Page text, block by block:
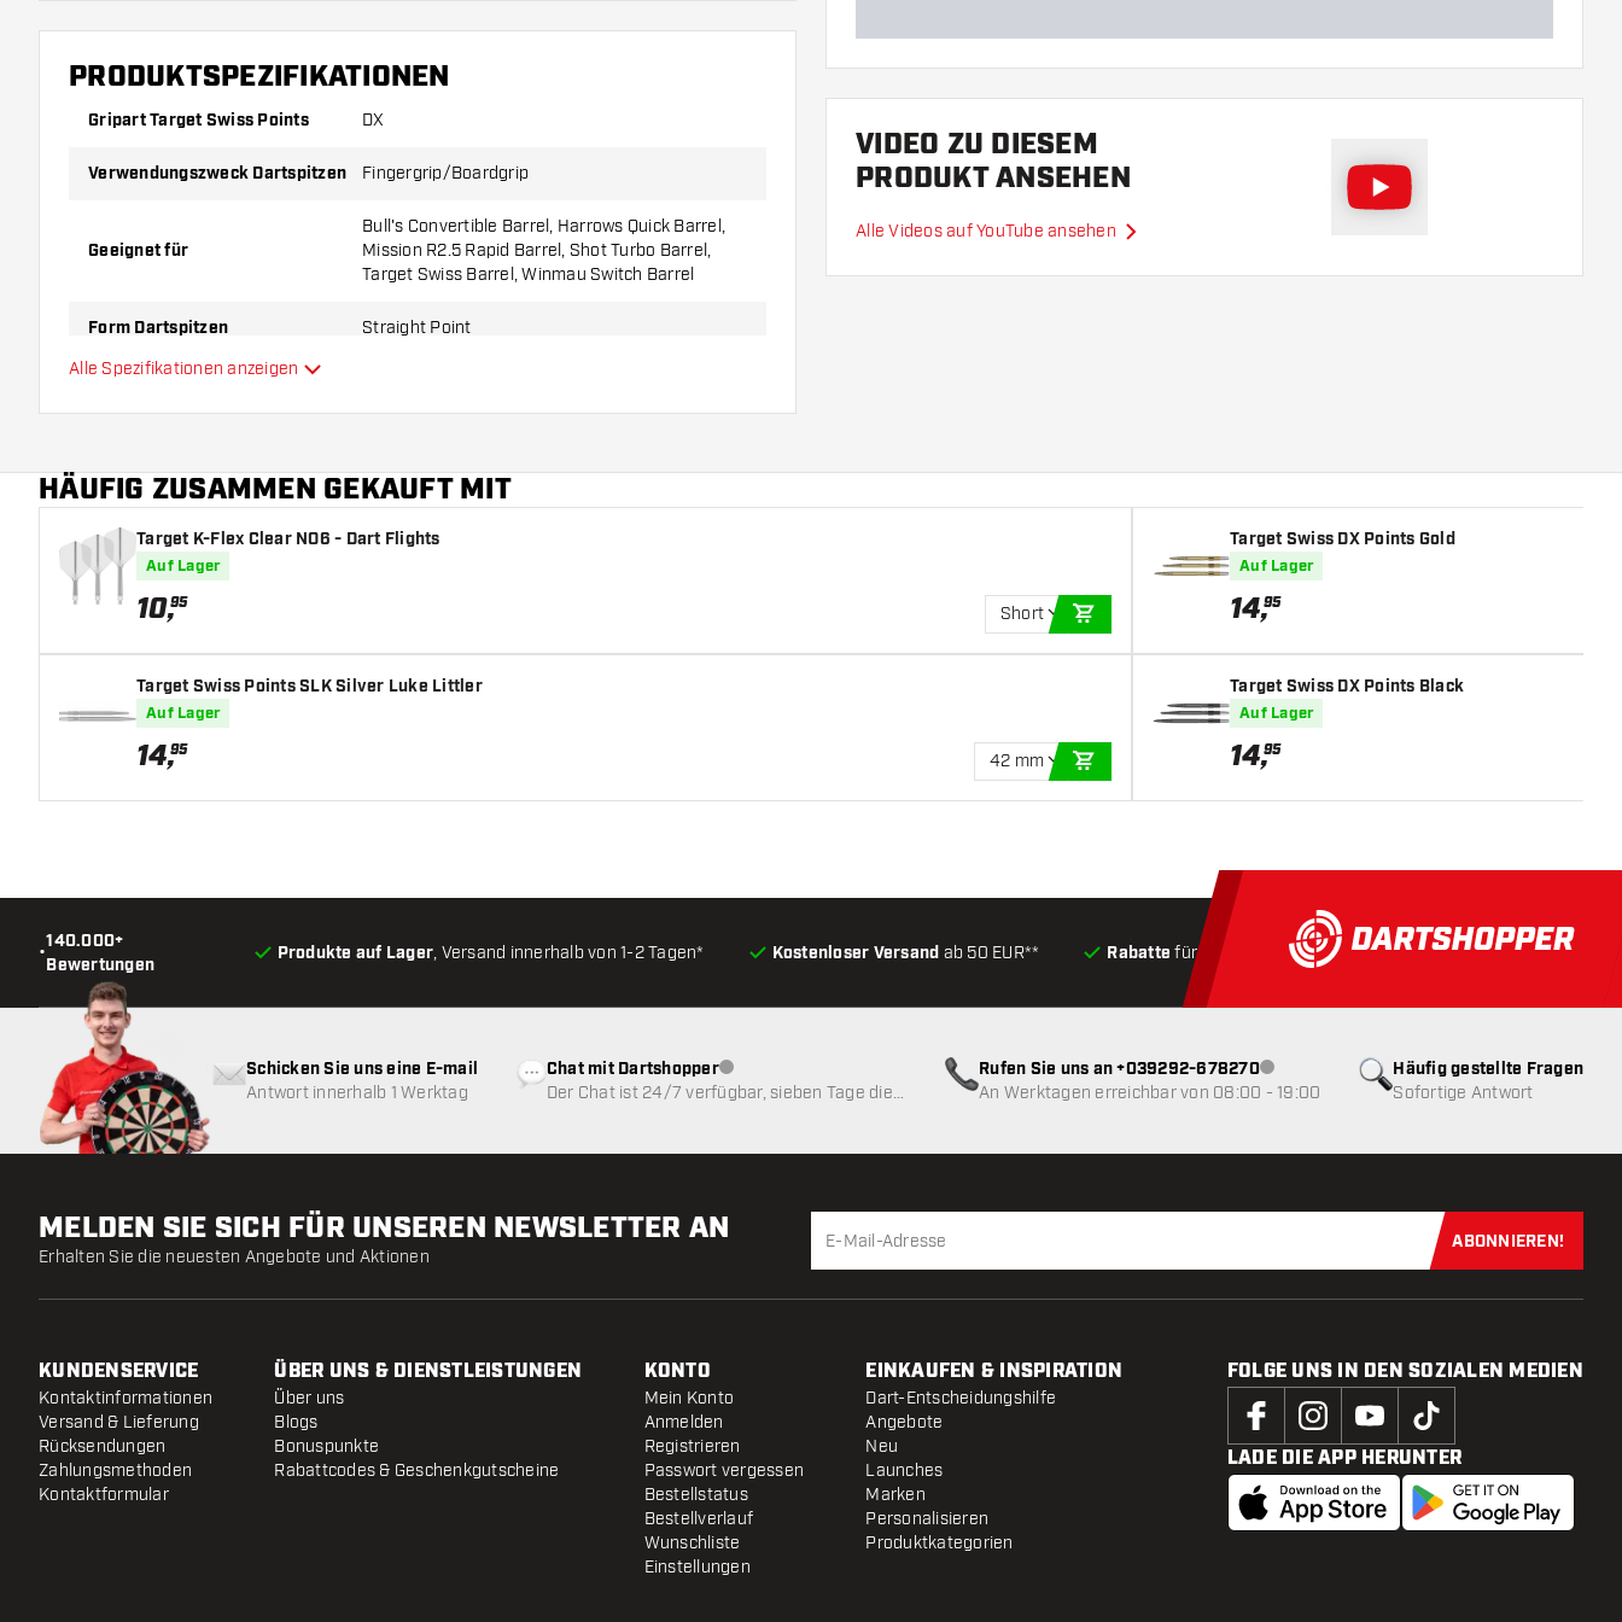
PRODUKTSPEZIFIKATIONEN
Gripart Target Swiss Points DX
Verwendungszweck Dartspitzen Fingergrip/Boardgrip
Geeignet für
Bull's Convertible Barrel, Harrows Quick Barrel,
Mission R2.5 Rapid Barrel, Shot Turbo Barrel,
Target Swiss Barrel, Winmau Switch Barrel
Form Dartspitzen Straight Point
Gripzone Dartspitzen
Länge Dartspitzen
Alle Spezifikationen anzeigen
VIDEO ZU DIESEM
PRODUKT ANSEHEN
Alle Videos auf YouTube ansehen
HÄUFIG ZUSAMMEN GEKAUFT MIT
Target K-Flex Clear NO6 - Dart Flights
Auf Lager
10,95
Short
Target Swiss Points SLK Silver Luke Littler
Auf Lager
14,95
42 mm
Target Swiss DX Points Gold
Auf Lager
14,95
Target Swiss DX Points Black
Auf Lager
14,95
•
140.000+
Bewertungen
Produkte auf Lager, Versand innerhalb von 1-2 Tagen* Kostenloser Versand ab 50 EUR** Rabatte für Kunden Produkte auf Lager, Versand
Häufig gestellte Fragen
Sofortige Antwort
Schicken Sie uns eine E-mail
Antwort innerhalb 1 Werktag
Chat mit DartshopperKundenservice nicht verfügbar
Der Chat ist 24/7 verfügbar, sieben Tage die
Rufen Sie uns an +039292-678270Kundenservice nicht verfügbar
An Werktagen erreichbar von 08:00 - 19:00
MELDEN SIE SICH FÜR UNSEREN NEWSLETTER AN
Erhalten Sie die neuesten Angebote und Aktionen
Jetzt für
ABONNIEREN!
KUNDENSERVICE
Kontaktinformationen
Versand & Lieferung
Rücksendungen
Zahlungsmethoden
Kontaktformular
ÜBER UNS & DIENSTLEISTUNGEN
Über uns
Blogs
Bonuspunkte
Rabattcodes & Geschenkgutscheine
KONTO
Mein Konto
Anmelden
Registrieren
Passwort vergessen
Bestellstatus
Bestellverlauf
Wunschliste
Einstellungen
EINKAUFEN & INSPIRATION
Dart-Entscheidungshilfe
Angebote
Neu
Launches
Marken
Personalisieren
Produktkategorien
FOLGE UNS IN DEN SOZIALEN MEDIEN
LADE DIE APP HERUNTER